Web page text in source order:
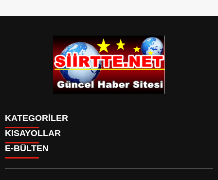
KATEGORİLER
SPOR
Eruh Haberleri
KISAYOLLAR
MANSET
SAĞLIK
E-BÜLTEN